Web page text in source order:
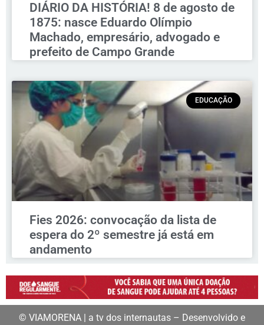
DIÁRIO DA HISTÓRIA! 8 de agosto de
1875: nasce Eduardo Olímpio
Machado, empresário, advogado e
prefeito de Campo Grande
EDUCAÇÃO
Fies 2026: convocação da lista de
espera do 2º semestre já está em
andamento
© VIAMORENA | a tv dos internautas – Desenvolvido e